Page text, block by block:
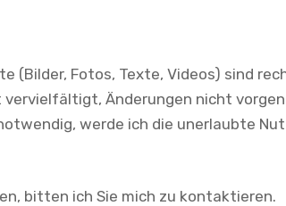
(Bilder, Fotos, Texte, Videos) sind
Änderungen nicht
werde ich die unerlaubte
bitten ich Sie mich zu kontaktieren.